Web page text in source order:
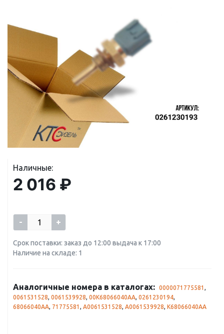
Наличные:
2 016 ₽
- +
Срок поставки: заказ до 12:00 выдача к 17:00
Наличие на складе: 1
Аналогичные номера в каталогах: 0000071775581 ,
0061531528, 0061539928, 00K68066040AA, 0261230194,
68066040AA, 71775581 , A0061531528, A0061539928, K68066040AA